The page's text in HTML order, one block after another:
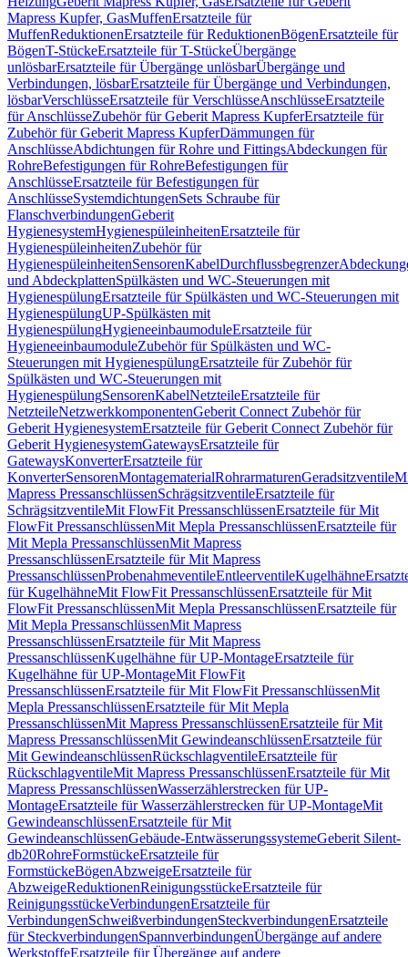
Mapress Kupfer, GasMuffenErsatzteile für
MuffenReduktionenErsatzteile für ReduktionenBögenErsatzteile für
BögenT-StückeErsatzteile für T-StückeÜbergänge
unlösbarErsatzteile für Übergänge unlösbarÜbergänge und
Verbindungen, lösbarErsatzteile für Übergänge und Verbindungen,
lösbarVerschlüsseErsatzteile für VerschlüsseAnschlüsseErsatzteile
für AnschlüsseZubehör für Geberit Mapress KupferErsatzteile für
Zubehör für Geberit Mapress KupferDämmungen für
AnschlüsseAbdichtungen für Rohre und FittingsAbdeckungen für
RohreBefestigungen für RohreBefestigungen für
AnschlüsseErsatzteile für Befestigungen für
AnschlüsseSystemdichtungenSets Schraube für
FlanschverbindungenGeberit
HygienesystemHygienespüleinheitenErsatzteile für
HygienespüleinheitenZubehör für
HygienespüleinheitenSensorenKabelDurchflussbegrenzer
und AbdeckplattenSpülkästen und WC-Steuerungen mit
HygienespülungErsatzteile für Spülkästen und WC-Steuerungen mit
HygienespülungUP-Spülkästen mit
HygienespülungHygieneeinbaumoduleErsatzteile für
HygieneeinbaumoduleZubehör für Spülkästen und WC-
Steuerungen mit HygienespülungErsatzteile für Zubehör für
Spülkästen und WC-Steuerungen mit
HygienespülungSensorenKabelNetzteileErsatzteile für
NetzteileNetzwerkkomponentenGeberit Connect Zubehör für
Geberit HygienesystemErsatzteile für Geberit Connect Zubehör für
Geberit HygienesystemGatewaysErsatzteile für
GatewaysKonverterErsatzteile für
KonverterSensorenMontagematerialRohrarmaturenGeradsitzventile
Mapress PressanschlüssenSchrägsitzventileErsatzteile für
SchrägsitzventileMit FlowFit PressanschlüssenErsatzteile für Mit
FlowFit PressanschlüssenMit Mepla PressanschlüssenErsatzteile für
Mit Mepla PressanschlüssenMit Mapress
PressanschlüssenErsatzteile für Mit Mapress
PressanschlüssenProbenahmeventileEntleerventileKugelhähne
für KugelhähneMit FlowFit PressanschlüssenErsatzteile für Mit
FlowFit PressanschlüssenMit Mepla PressanschlüssenErsatzteile für
Mit Mepla PressanschlüssenMit Mapress
PressanschlüssenErsatzteile für Mit Mapress
PressanschlüssenKugelhähne für UP-MontageErsatzteile für
Kugelhähne für UP-MontageMit FlowFit
PressanschlüssenErsatzteile für Mit FlowFit PressanschlüssenMit
Mepla PressanschlüssenErsatzteile für Mit Mepla
PressanschlüssenMit Mapress PressanschlüssenErsatzteile für Mit
Mapress PressanschlüssenMit GewindeanschlüssenErsatzteile für
Mit GewindeanschlüssenRückschlagventileErsatzteile für
RückschlagventileMit Mapress PressanschlüssenErsatzteile für Mit
Mapress PressanschlüssenWasserzählerstrecken für UP-
MontageErsatzteile für Wasserzählerstrecken für UP-MontageMit
GewindeanschlüssenErsatzteile für Mit
GewindeanschlüssenGebäude-EntwässerungssystemeGeberit Silent-
db20RohreFormstückeErsatzteile für
FormstückeBögenAbzweigeErsatzteile für
AbzweigeReduktionenReinigungsstückeErsatzteile für
ReinigungsstückeVerbindungenErsatzteile für
VerbindungenSchweißverbindungenSteckverbindungenErsatzteile
für SteckverbindungenSpannverbindungenÜbergänge auf andere
WerkstoffeErsatzteile für Übergänge auf andere